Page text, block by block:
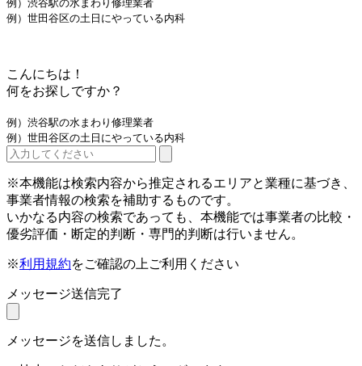
例）渋谷駅の水まわり修理業者
例）世田谷区の土日にやっている内科
こんにちは！
何をお探しですか？
例）渋谷駅の水まわり修理業者
例）世田谷区の土日にやっている内科
※本機能は検索内容から推定されるエリアと業種に基づき、
事業者情報の検索を補助するものです。
いかなる内容の検索であっても、本機能では事業者の比較・
優劣評価・断定的判断・専門的判断は行いません。
※利用規約をご確認の上ご利用ください
メッセージ送信完了
メッセージを送信しました。